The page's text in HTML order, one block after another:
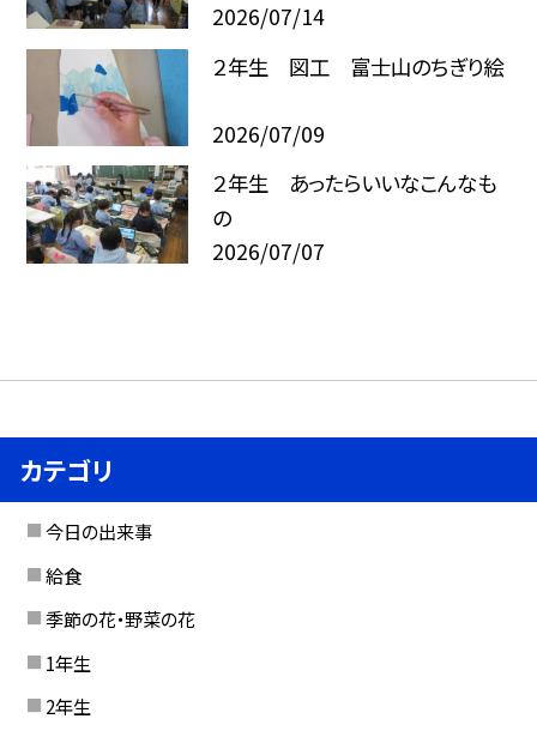
2026/07/14
２年生 図工 富士山のちぎり絵
2026/07/09
２年生 あったらいいなこんなも
の
2026/07/07
カテゴリ
今日の出来事
給食
季節の花・野菜の花
1年生
2年生